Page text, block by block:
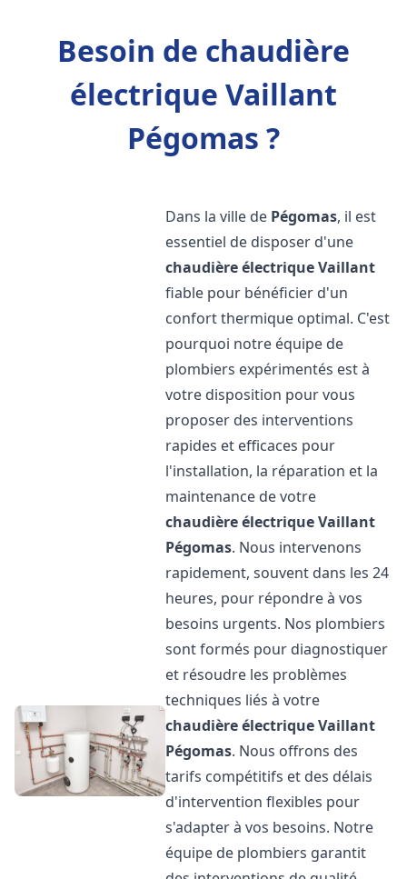
Besoin de chaudière
électrique Vaillant
Pégomas ?
Dans la ville de Pégomas, il est
essentiel de disposer d'une
chaudière électrique Vaillant
fiable pour bénéficier d'un
confort thermique optimal. C'est
pourquoi notre équipe de
plombiers expérimentés est à
votre disposition pour vous
proposer des interventions
rapides et efficaces pour
l'installation, la réparation et la
maintenance de votre
chaudière électrique Vaillant
Pégomas. Nous intervenons
rapidement, souvent dans les 24
heures, pour répondre à vos
besoins urgents. Nos plombiers
sont formés pour diagnostiquer
et résoudre les problèmes
techniques liés à votre
chaudière électrique Vaillant
Pégomas. Nous offrons des
tarifs compétitifs et des délais
d'intervention flexibles pour
s'adapter à vos besoins. Notre
équipe de plombiers garantit